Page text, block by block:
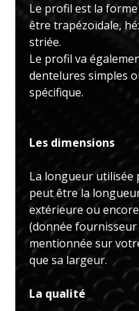
Le profil est la
être trapézoïdale,
striée.
Le profil va
dentelures simples
spécifique.
Les dimensions
La longueur
peut être la
extérieure ou
(donnée
mentionnée sur
que sa largeur.
La qualité